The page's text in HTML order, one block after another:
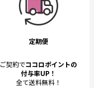
定期便
ご契約でココロポイントの
付与率UP！
全て送料無料！